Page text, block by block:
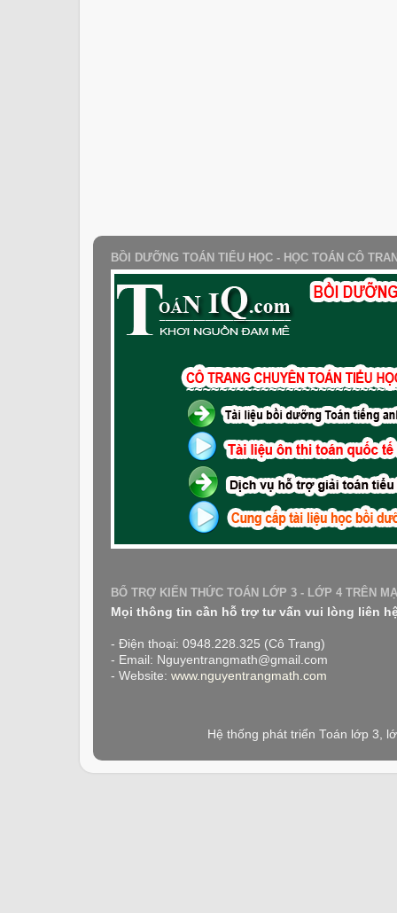
BỒI DƯỠNG TOÁN TIỂU HỌC - HỌC TOÁN CÔ
BỔ TRỢ KIẾN THỨC TOÁN LỚP 3 - LỚP 4 TRÊN
Mọi thông tin cần hỗ trợ tư vấn vui lòng liên
- Điện thoại: 0948.228.325 (Cô Trang)
- Email: Nguyentrangmath@gmail.com
- Website: www.nguyentrangmath.com
Hệ thống phát triển Toán lớp 3,